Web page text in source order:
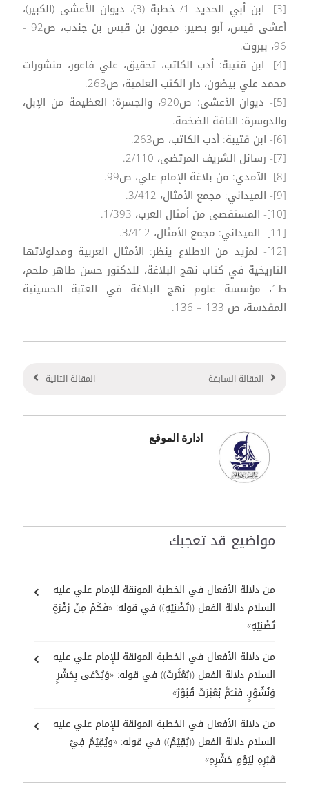
[3]- ابن أبي الحديد 1/ خطبة (3)، ديوان الأعشى (الكبير)،
أعشى قيس، أبو بصير: ميمون بن قيس بن جندب، ص92 -
96، بيروت.
[4]- ابن قتيبة: أدب الكاتب، تحقيق، علي فاعور، منشورات
محمد علي بيضون، دار الكتب العلمية، ص263.
[5]- ديوان الأعشى: ص920، والجسرة: العظيمة من الإبل،
والدوسرة: الناقة الضخمة.
[6]- ابن قتيبة: أدب الكاتب، ص263.
[7]- رسائل الشريف المرتضى، 2/110.
[8]- الآمدي: من بلاغة الإمام علي، ص99.
[9]- الميداني: مجمع الأمثال، 3/412.
[10]- المستقصى من أمثال العرب، 1/393.
[11]- الميداني: مجمع الأمثال، 3/412.
[12]- لمزيد من الاطلاع ينظر: الأمثال العربية ومدلولاتها
التاريخية في كتاب نهج البلاغة، للدكتور حسن طاهر ملحم،
ط1، مؤسسة علوم نهج البلاغة في العتبة الحسينية
المقدسة، ص 133 – 136.
المقالة السابقة المقالة التالية
ادارة الموقع
مواضيع قد تعجبك
من دلالة الأفعال في الخطبة المونقة للإمام علي عليه
السلام دلالة الفعل ((تُضْنِيْهِ)) في قوله: «فَكَمْ مِنْ زَفْرَةٍ
تُضْنِيْهِ»
من دلالة الأفعال في الخطبة المونقة للإمام علي عليه
السلام دلالة الفعل ((بُعْثَرتْ)) في قوله: «وَيُدْعَى بِحَشْرٍ
وَنُشُوْرٍ، فَثــَمَّ بُعْثِرَتْ قُبُوْرٌ»
من دلالة الأفعال في الخطبة المونقة للإمام علي عليه
السلام دلالة الفعل ((يُقِيْمُ)) في قوله: «ويُقِيْمُ فِيْ
قَبْرِهِ لِيَوْمِ حَشْرِهِ»